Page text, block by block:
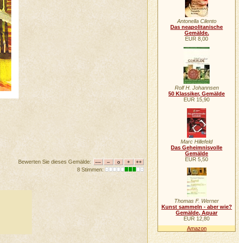
Bewerten Sie dieses Gemälde:
8 Stimmen:
Antonella Cilento
Das neapolitanische
Gemälde.
EUR 8,00
Rolf H. Johannsen
50 Klassiker, Gemälde
EUR 15,90
Marc Hillefeld
Das Geheimnisvolle
Gemälde
EUR 5,50
Thomas F. Werner
Kunst sammeln - aber wie?
Gemälde, Aquar
EUR 12,80
Amazon